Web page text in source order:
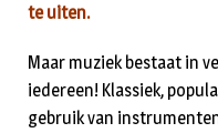
te uiten.
Maar muziek bestaat in
iedereen! Klassiek,
gebruik van